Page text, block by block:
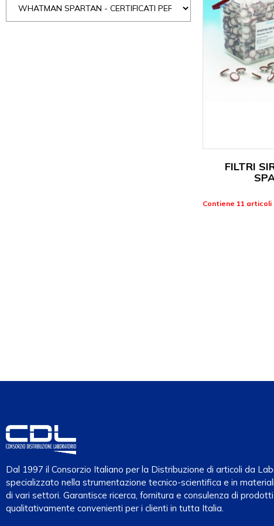
FILTRI
Contiene 11 articoli
Dal 1997 il Consorzio Italiano per la Distribuzione di articoli da
specializzato nella strumentazione tecnico-scientifica e in
di vari settori. Garantisce ricerca, fornitura e consulenza di
qualitativamente convenienti per i clienti in tutta Italia.